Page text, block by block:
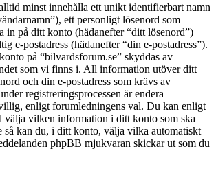
minst innehålla ett unikt identifierbart namn
ett personligt lösenord som
in på ditt konto (hädanefter “ditt lösenord”)
e-postadress (hädanefter “din e-postadress”).
på “bilvardsforum.se” skyddas av
som vi finns i. All information utöver ditt
och din e-postadress som krävs av
registreringsprocessen är endera
enligt forumledningens val. Du kan enligt
välja vilken information i ditt konto som ska
så kan du, i ditt konto, välja vilka automatiskt
phpBB mjukvaran skickar ut som du